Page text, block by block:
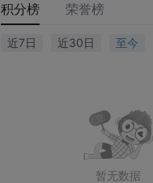
积分榜 荣誉榜
近7日 近30日 至今
暂无数据